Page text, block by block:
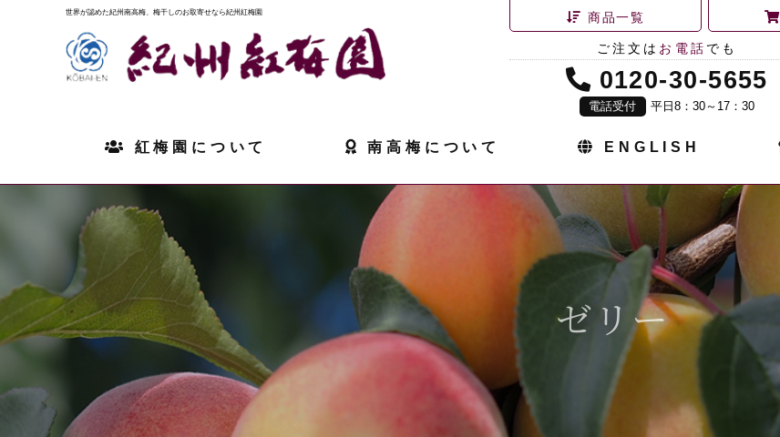
世界が認めた紀州南高梅、梅干しのお取寄せなら紀州紅梅園 商品一覧
ご注文は お電話 でも
0120-30-5655
電話受付 平日8：30～17：30
紅梅園について 南高梅について ENGLISH
ゼリー